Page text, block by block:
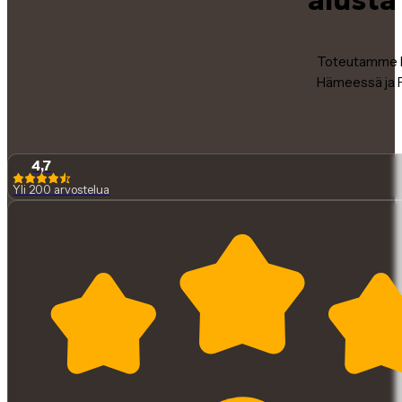
Toteutamme
Hämeessä ja
4,7
Yli 200 arvostelua